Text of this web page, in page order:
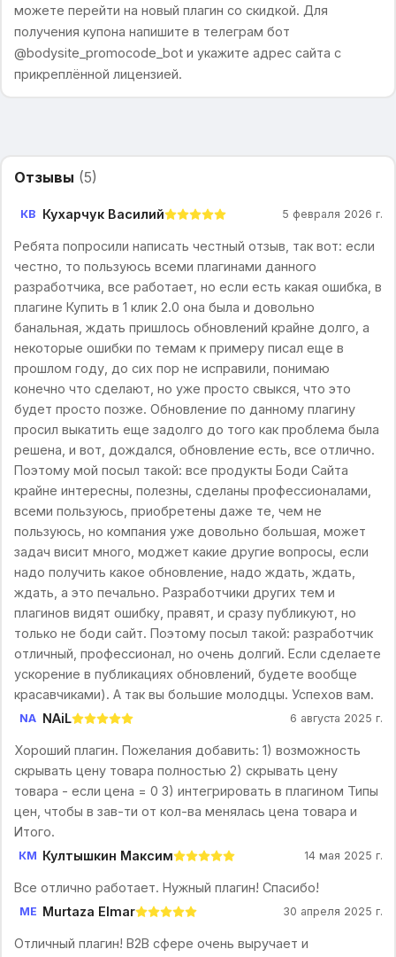
можете перейти на новый плагин со скидкой. Для
получения купона напишите в телеграм бот
@bodysite_promocode_bot и укажите адрес сайта с
прикреплённой лицензией.
Отзывы (5)
КВ Кухарчук Василий 5 февраля 2026 г.
Ребята попросили написать честный отзыв, так вот: если
честно, то пользуюсь всеми плагинами данного
разработчика, все работает, но если есть какая ошибка, в
плагине Купить в 1 клик 2.0 она была и довольно
банальная, ждать пришлось обновлений крайне долго, а
некоторые ошибки по темам к примеру писал еще в
прошлом году, до сих пор не исправили, понимаю
конечно что сделают, но уже просто свыкся, что это
будет просто позже. Обновление по данному плагину
просил выкатить еще задолго до того как проблема была
решена, и вот, дождался, обновление есть, все отлично.
Поэтому мой посыл такой: все продукты Боди Сайта
крайне интересны, полезны, сделаны профессионалами,
всеми пользуюсь, приобретены даже те, чем не
пользуюсь, но компания уже довольно большая, может
задач висит много, моджет какие другие вопросы, если
надо получить какое обновление, надо ждать, ждать,
ждать, а это печально. Разработчики других тем и
плагинов видят ошибку, правят, и сразу публикуют, но
только не боди сайт. Поэтому посыл такой: разработчик
отличный, профессионал, но очень долгий. Если сделаете
ускорение в публикациях обновлений, будете вообще
красавчиками). А так вы большие молодцы. Успехов вам.
NA NAiL 6 августа 2025 г.
Хороший плагин. Пожелания добавить: 1) возможность
скрывать цену товара полностью 2) скрывать цену
товара - если цена = 0 3) интегрировать в плагином Типы
цен, чтобы в зав-ти от кол-ва менялась цена товара и
Итого.
КМ Култышкин Максим 14 мая 2025 г.
Все отлично работает. Нужный плагин! Спасибо!
ME Murtaza Elmar 30 апреля 2025 г.
Отличный плагин! В2В сфере очень выручает и